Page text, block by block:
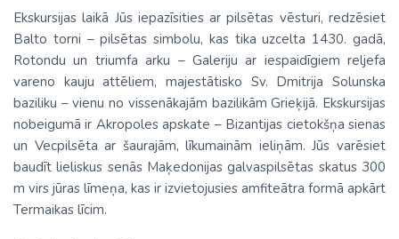
Ekskursijas laikā Jūs iepazīsities ar pilsētas vēsturi, redzēsiet
Balto torni – pilsētas simbolu, kas tika uzcelta 1430. gadā,
Rotondu un triumfa arku – Galeriju ar iespaidīgiem reljefa
vareno kauju attēliem, majestātisko Sv. Dmitrija Solunska
baziliku – vienu no vissenākajām bazilikām Grieķijā. Ekskursijas
nobeigumā ir Akropoles apskate – Bizantijas cietokšņa sienas
un Vecpilsēta ar šaurajām, līkumainām ieliņām. Jūs varēsiet
baudīt lieliskus senās Maķedonijas galvaspilsētas skatus 300
m virs jūras līmeņa, kas ir izvietojusies amfiteātra formā apkārt
Termaikas līcim.